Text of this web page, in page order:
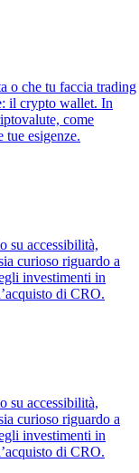
o che tu faccia trading
il crypto wallet. In
come
tue esigenze.
su accessibilità,
curioso riguardo a
investimenti in
di CRO.
su accessibilità,
curioso riguardo a
investimenti in
di CRO.